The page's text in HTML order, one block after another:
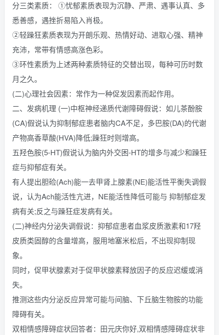
分三类素质： ①忧郁素质表现为沉静、严肃、遇事认真、多
悉善感，遇挫折易陷入肖极。
②轻躁狂素质表现为开朗乐观、热情好动、进取心强、精神
充沛，常带有情感高涨色彩。
③环性素质为上述两种素质特征的交替出现，每种可历时数
月之久。
(二)心理社会因素：常作为一种促发因素而起作用。
二、发病机理 (一)中枢神经递质代谢障碍假说：如儿茶酚胺
(CA)假说认为抑制郁症患者脑内CA不足，多巴胺(DA)的代谢
产物高香草酸(HVA)降低;躁狂时则增高。
五羟色胺(5-HT)假说认为脑内外交困-HT的增多与减少和躁狂
症与抑郁症有关。
有人提出胆硷(Ach)能一去甲肾上腺素(NE)能活性平衡失调假
说，认为Ach能活性亢进，NE能活性降低可能与 抑制郁症发
病有关;反之与躁狂症发病有关。
(二)神经内分泌失调假说：抑郁症患者血浆皮质激素和17羟
皮质类固醇的含量增高，服用地塞米松后，不出现抑制现
象。
同时，促甲状腺素对于促甲状腺素释放因子的反应迟缓或消
失。
推测这些内分泌反应异常可能与间脑、下丘脑生物胺的功能
障碍有关。
双相情感障碍症状回答者：田元庆你好,双相情感障碍症状非